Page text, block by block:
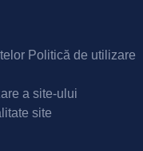
Politică de utilizare
a site-ului
site